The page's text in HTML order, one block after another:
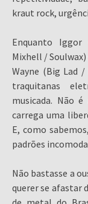
kraut rock,
Enquanto Iggor
Mixhell /
Wayne (Big Lad
traquitanas
musicada. Não
carrega uma
E, como
padrões
Não bastasse a
querer se afastar